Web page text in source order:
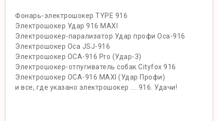
Фонарь-электрошокер TYPE 916
Электрошокер Удар 916 MAXI
Электрошокер-парализатор Удар профи Оса-916
Электрошокер Оса JSJ-916
Электрошокер ОСА-916 Pro (Удар-3)
Электрошокер-отпугиватель собак Cityfox 916
Электрошокер ОСА-916 MAXI (Удар Профи)
и все, где указано электрошокер …. 916. Удачи!